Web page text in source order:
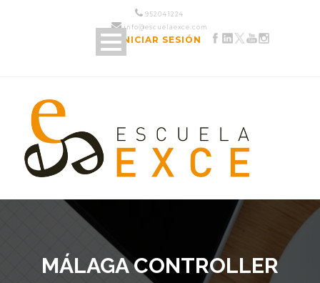
952 04 12 24
info@escuelaexce.com
INICIAR SESIÓN
MÁLAGA CONTROLLER